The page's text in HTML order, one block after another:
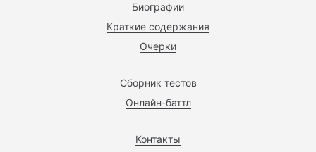
Биографии
Краткие содержания
Очерки
Сборник тестов
Онлайн-баттл
Контакты